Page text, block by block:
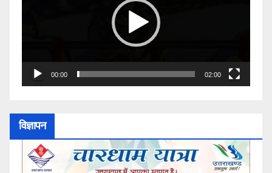
00:00 02:00
विज्ञापन